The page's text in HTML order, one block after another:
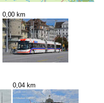
0,00 km
0,04 km